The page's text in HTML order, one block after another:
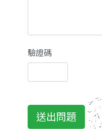
驗證碼
送出問題